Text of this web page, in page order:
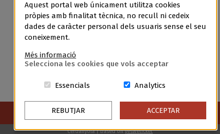
Avís Legal Política de Privacitat
Política de Cookies
Condicions Generals de Contractació
Cerdanyola | based onyesweticket
Aquest portal web únicament utilitza cookies
pròpies amb finalitat tècnica, no recull ni cedeix
dades de caràcter personal dels usuaris sense el seu
coneixement.
Més informació
Selecciona les cookies que vols acceptar
Essencials Aquestes cookies són essencials
Analytics
REBUTJAR ACCEPTAR